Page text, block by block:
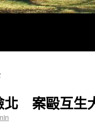
北 案毆互生